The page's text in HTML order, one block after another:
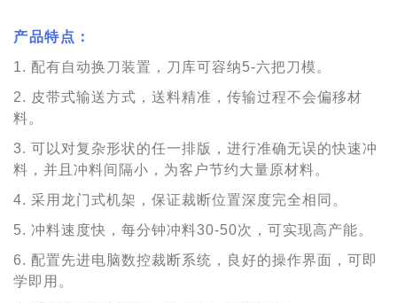
产品特点：
1. 配有自动换刀装置，刀库可容纳5-六把刀模。
2. 皮带式输送方式，送料精准，传输过程不会偏移材
料。
3. 可以对复杂形状的任一排版，进行准确无误的快速冲
料，并且冲料间隔小，为客户节约大量原材料。
4. 采用龙门式机架，保证裁断位置深度完全相同。
5. 冲料速度快，每分钟冲料30-50次，可实现高产能。
6. 配置先进电脑数控裁断系统，良好的操作界面，可即
学即用。